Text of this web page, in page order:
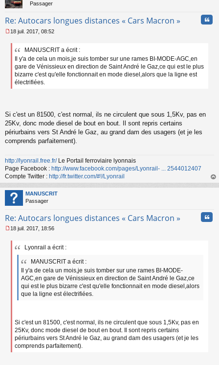
Passager
Re: Autocars longues distances « Cars Macron »
e
n
u
18 juil. 2017, 08:52
MANUSCRIT a écrit :
Il y'a de cela un mois,je suis tomber sur une rames BI-MODE-AGC,en
gare de Vénissieux en direction de Saint André le Gaz,ce qui est le plus
bizarre c'est qu'elle fonctionnait en mode diesel,alors que la ligne est
électrifiées.
Si c'est un 81500, c'est normal, ils ne circulent que sous 1,5Kv, pas en
25Kv, donc mode diesel de bout en bout. Il sont repris certains
périurbains vers St André le Gaz, au grand dam des usagers (et je les
comprends parfaitement).
http://lyonrail.free.fr/Le Portail ferroviaire lyonnais
Page Facebook : http://www.facebook.com/pages/Lyonrail- ... 2544012407
Compte Twitter : http://fr.twitter.com/#!/Lyonrail
au
MANUSCRIT
Passager
Re: Autocars longues distances « Cars Macron »
e
18 juil. 2017, 18:56
Lyonrail a écrit :
MANUSCRIT a écrit :
Il y'a de cela un mois,je suis tomber sur une rames BI-MODE-
AGC,en gare de Vénissieux en direction de Saint André le Gaz,ce
qui est le plus bizarre c'est qu'elle fonctionnait en mode diesel,alors
que la ligne est électrifiées.
Si c'est un 81500, c'est normal, ils ne circulent que sous 1,5Kv, pas en
25Kv, donc mode diesel de bout en bout. Il sont repris certains
périurbains vers St André le Gaz, au grand dam des usagers (et je les
comprends parfaitement).